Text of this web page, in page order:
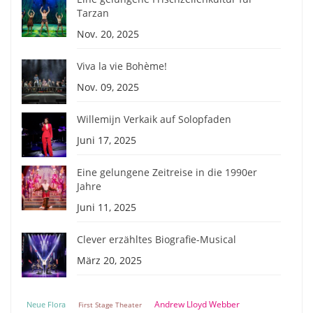
Tarzan
Nov. 20, 2025
Viva la vie Bohème!
Nov. 09, 2025
Willemijn Verkaik auf Solopfaden
Juni 17, 2025
Eine gelungene Zeitreise in die 1990er
Jahre
Juni 11, 2025
Clever erzähltes Biografie-Musical
März 20, 2025
Neue Flora First Stage Theater Andrew Lloyd Webber